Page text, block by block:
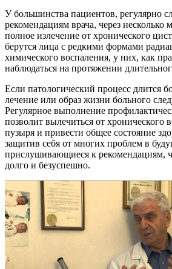
У большинства пациентов, регулярно
рекомендациям врача, через несколько
полное излечение от хронического
берутся лица с редкими формами
химического воспаления, у них, как
наблюдаться на протяжении
Если патологический процесс длится
лечение или образ жизни больного
Регулярное выполнение
позволит вылечиться от хронического
пузыря и привести общее состояние
защитив себя от многих проблем в
прислушивающиеся к рекомендациям,
долго и безуспешно.